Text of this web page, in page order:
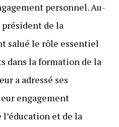
personnel. Au-
président de la
salué le rôle essentiel
dans la formation de la
a adressé ses
engagement
et de la